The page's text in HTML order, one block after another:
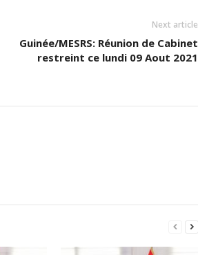
Next article
Guinée/MESRS: Réunion de Cabinet
restreint ce lundi 09 Aout 2021